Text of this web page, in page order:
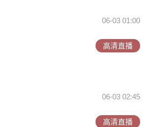
06-03 01:00
高清直播
06-03 02:45
高清直播